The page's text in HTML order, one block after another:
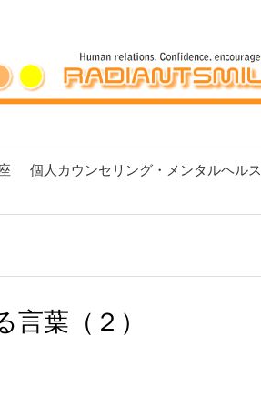
個人カウンセリング・メンタルヘルス
葉（２）